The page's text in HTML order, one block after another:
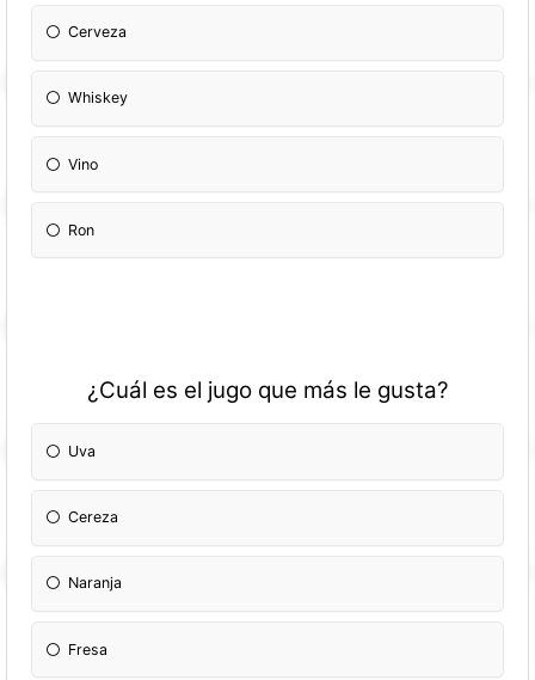
Cerveza
Whiskey
Vino
Ron
¿Cuál es el jugo que más le gusta?
Uva
Cereza
Naranja
Fresa